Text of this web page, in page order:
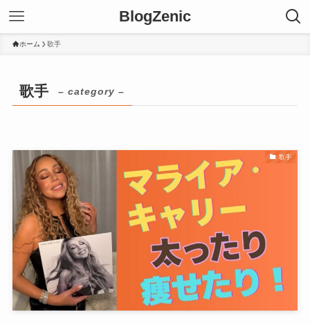
BlogZenic
ホーム 歌手
歌手 – category –
歌手